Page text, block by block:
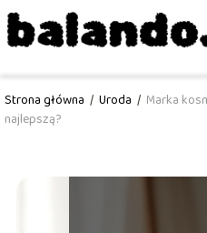
Strona główna / Uroda / Marka
najlepszą?